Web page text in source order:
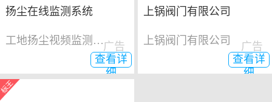
扬尘在线监测系统
工地扬尘视频监测系统
查看详
细
广告
上锅阀门有限公司
上锅阀门有限公司
查看详
细
广告